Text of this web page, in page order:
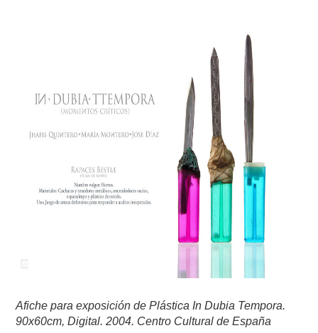
Afiche para exposición de Plástica In Dubia Tempora.
90x60cm, Digital. 2004. Centro Cultural de España